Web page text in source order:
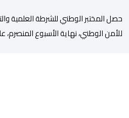
حصل المختبر الوطني للشرطة العلمية
للأمن الوطني، نهاية الأسبوع